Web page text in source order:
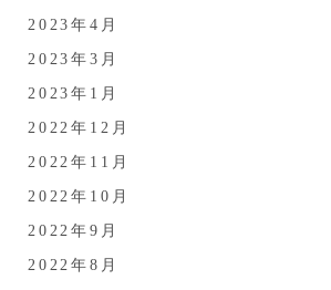
2023年4月
2023年3月
2023年1月
2022年12月
2022年11月
2022年10月
2022年9月
2022年8月